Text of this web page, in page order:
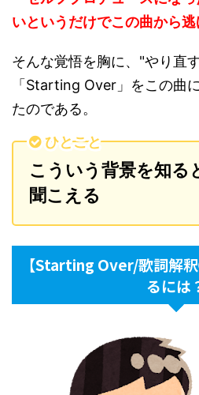
いというだけでこの曲から逃
そんな覚悟を胸に、"やり直
「Starting Over」をこの曲
たのである。
ひとこと
こういう背景を知る
聞こえる
【Starting Over/歌詞解
るには